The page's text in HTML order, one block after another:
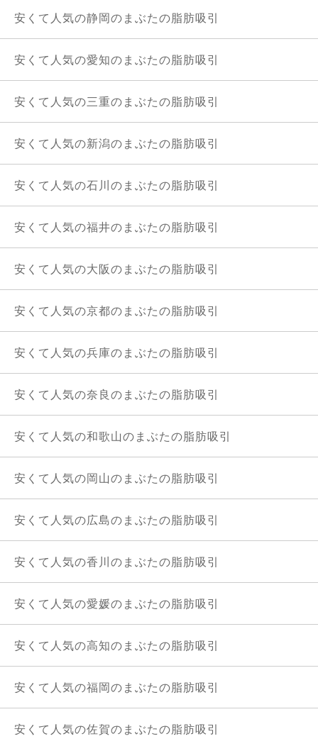
安くて人気の静岡のまぶたの脂肪吸引
安くて人気の愛知のまぶたの脂肪吸引
安くて人気の三重のまぶたの脂肪吸引
安くて人気の新潟のまぶたの脂肪吸引
安くて人気の石川のまぶたの脂肪吸引
安くて人気の福井のまぶたの脂肪吸引
安くて人気の大阪のまぶたの脂肪吸引
安くて人気の京都のまぶたの脂肪吸引
安くて人気の兵庫のまぶたの脂肪吸引
安くて人気の奈良のまぶたの脂肪吸引
安くて人気の和歌山のまぶたの脂肪吸引
安くて人気の岡山のまぶたの脂肪吸引
安くて人気の広島のまぶたの脂肪吸引
安くて人気の香川のまぶたの脂肪吸引
安くて人気の愛媛のまぶたの脂肪吸引
安くて人気の高知のまぶたの脂肪吸引
安くて人気の福岡のまぶたの脂肪吸引
安くて人気の佐賀のまぶたの脂肪吸引